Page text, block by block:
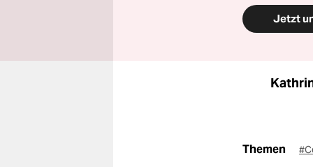
Jetzt
Themen